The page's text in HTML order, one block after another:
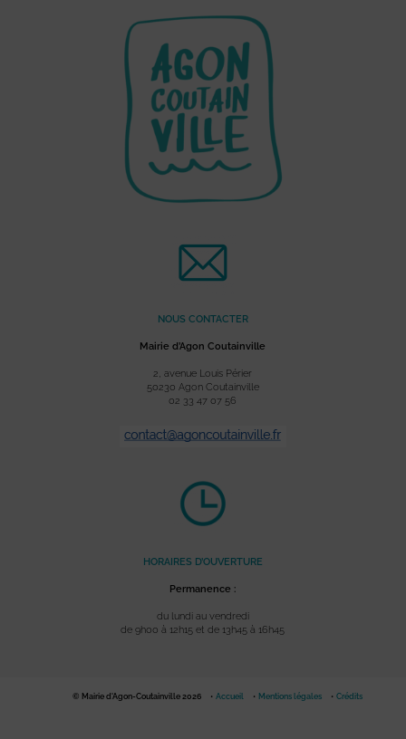
NOUS CONTACTER
Mairie d’Agon Coutainville
2, avenue Louis Périer
50230 Agon Coutainville
02 33 47 07 56
HORAIRES D’OUVERTURE
Permanence :
du lundi au vendredi
de 9h00 à 12h15 et de 13h45 à 16h45
© Mairie d'Agon-Coutainville 2026 Accueil Mentions légales Crédits